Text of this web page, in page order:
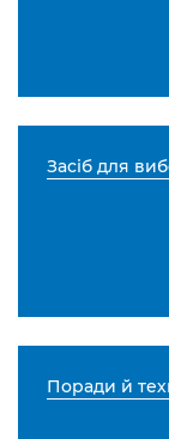
Засіб для
Поради й